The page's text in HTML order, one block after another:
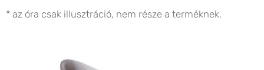
* az óra csak illusztráció, nem része a terméknek.